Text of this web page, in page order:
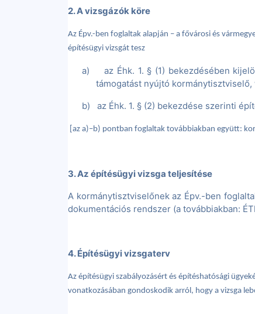
2. A vizsgázók köre
Az Épv.-ben foglaltak alapján – a fővárosi és
építésügyi vizsgát tesz
a)
az Éhk. 1. § (1) bekezdésében
támogatást nyújtó kormánytisztviselő,
b)
az Éhk. 1. § (2) bekezdése szerinti
[az a)–b) pontban foglaltak továbbiakban együtt:
3. Az építésügyi vizsga teljesítése
A kormánytisztviselőnek az Épv.-ben
dokumentációs rendszer (a továbbiakban:
4. Építésügyi vizsgaterv
Az építésügyi szabályozásért és építéshatósági
vonatkozásában gondoskodik arról, hogy a vizsga